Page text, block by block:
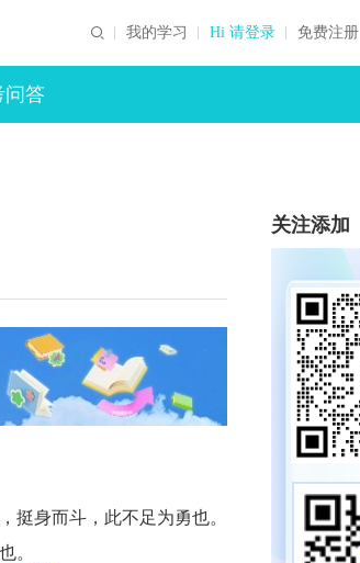
我的学习 Hi 请登录 免费注册
问答
身而斗，此不足为勇也。
。
关注添加